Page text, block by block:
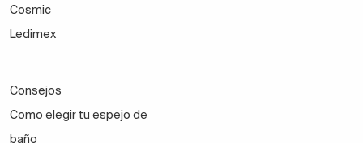
Cosmic
Ledimex
Consejos
Como elegir tu espejo de
baño